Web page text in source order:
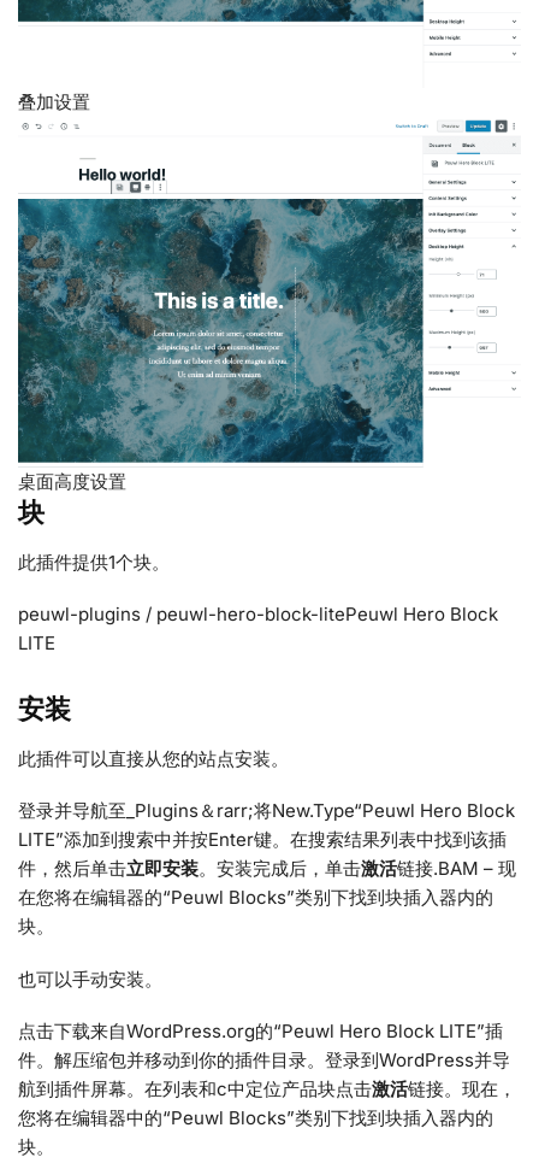
叠加设置
桌面高度设置
块
此插件提供1个块。
peuwl-plugins / peuwl-hero-block-litePeuwl Hero Block
LITE
安装
此插件可以直接从您的站点安装。
登录并导航至_Plugins＆rarr;将New.Type“Peuwl Hero Block
LITE”添加到搜索中并按Enter键。在搜索结果列表中找到该插
件，然后单击立即安装。安装完成后，单击激活链接.BAM – 现
在您将在编辑器的“Peuwl Blocks”类别下找到块插入器内的
块。
也可以手动安装。
点击下载来自WordPress.org的“Peuwl Hero Block LITE”插
件。解压缩包并移动到你的插件目录。登录到WordPress并导
航到插件屏幕。在列表和c中定位产品块点击激活链接。现在，
您将在编辑器中的“Peuwl Blocks”类别下找到块插入器内的
块。